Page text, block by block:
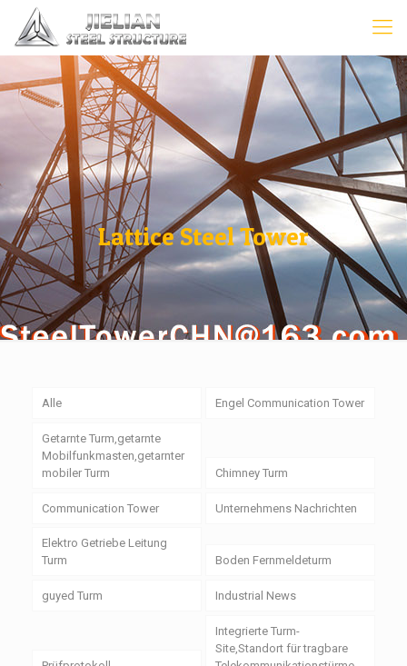
Lattice Steel Tower
Alle Engel Communication Tower
Getarnte Turm,getarnte
Mobilfunkmasten,getarnter
mobiler Turm
Chimney Turm
Communication Tower Unternehmens Nachrichten
Elektro Getriebe Leitung
Turm
Boden Fernmeldeturm
guyed Turm Industrial News
Integrierte Turm-
Site,Standort für tragbare